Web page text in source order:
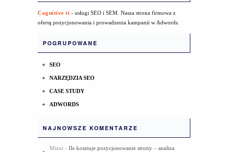
Cognitive it - usługi SEO i SEM. Nasza strona firmowa z
ofertą pozycjonowania i prowadzenia kampanii w Adwords.
POGRUPOWANE
SEO
NARZĘDZIA SEO
CASE STUDY
ADWORDS
NAJNOWSZE KOMENTARZE
Mizor - Ile kosztuje pozycjonowanie strony – analiza